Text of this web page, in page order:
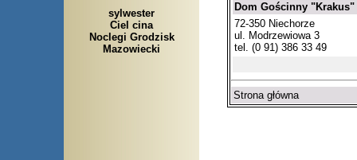
sylwester
Ciel cina
Noclegi Grodzisk
Mazowiecki
Dom Gościnny "Krakus"
72-350 Niechorze
ul. Modrzewiowa 3
tel. (0 91) 386 33 49
Strona główna